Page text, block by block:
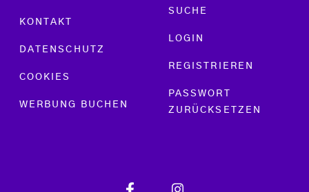
KONTAKT
DATENSCHUTZ
COOKIES
WERBUNG BUCHEN
SUCHE
LOGIN
REGISTRIEREN
PASSWORT
ZURÜCKSETZEN